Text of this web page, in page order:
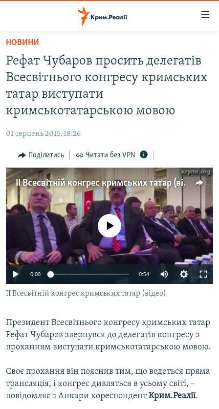
Перейти
основного
матеріалу
до
основної
Перейти
пошуку
НОВИНИ
ВОДА.КРИМ
ПОГЛЯД
ІНТЕРВ'Ю
ВСЕ ЗА ДЕНЬ
СПЕЦПРОЕКТИ
ДЕПОРТАЦІЯ
ВІДЕОУРОКИ «ELIFBE»
СВІДЧЕННЯ ОКУПАЦІЇ
УКРАЇНСЬКА ПРОБЛЕМА КРИМУ
ЯК ОБІЙТИ БЛОКУВАННЯ
Русский
Qırımtatar
ДОЛУЧАЙСЯ!
Усі сайти RFE/RL
НОВИНИ
Рефат Чубаров просить делегатів
Всесвітнього конгресу кримських
татар виступати
кримськотатарською мовою
01 серпень 2015, 18:26
Поділитись Читати без VPN
ІІ Всесвітній конгрес кримських татар (відео)
No media source currently available
0:00 0:54
ІІ Всесвітній конгрес кримських татар (відео)
Президент Всесвітнього конгресу кримських татар
Рефат Чубаров звернувся до делегатів конгресу з
проханням виступати кримськотатарською мовою.
Своє прохання він пояснив тим, що ведеться пряма
трансляція, і конгрес дивляться в усьому світі, –
повідомляє з Анкари кореспондентКрим.Реалії.